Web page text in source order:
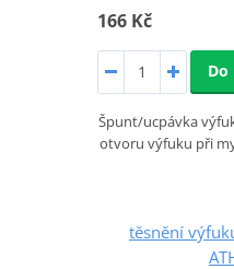
166 Kč
Špunt/ucpávka
otvoru výfuku při
těsnění